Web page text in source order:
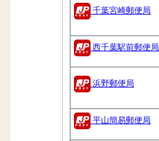
千葉宮崎郵便局
西千葉駅前郵便局
浜野郵便局
平山簡易郵便局